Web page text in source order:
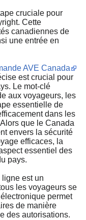
cruciale pour
Cette
canadiennes de
une entrée en
AVE Canada
est crucial pour
Le mot-clé
aux voyageurs, les
essentielle de
dans les
que le Canada
envers la sécurité
efficaces, la
essentiel des
pays.
est un
les voyageurs se
permet
de manière
des autorisations.